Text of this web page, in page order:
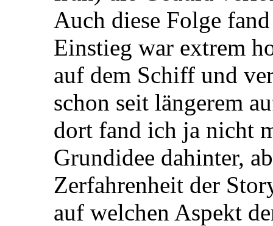
Auch diese Folge
Einstieg war extrem
auf dem Schiff und
schon seit längerem
dort fand ich ja nicht
Grundidee dahinter,
Zerfahrenheit der
auf welchen Aspekt